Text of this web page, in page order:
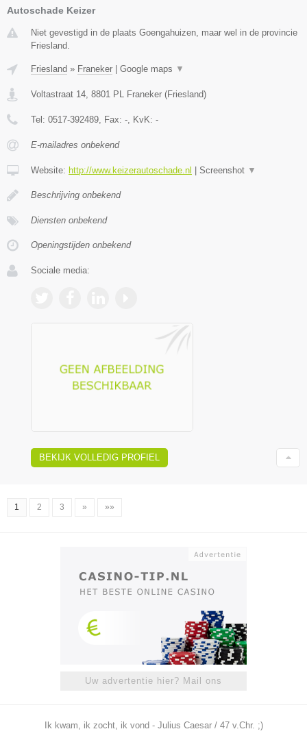
Autoschade Keizer
Niet gevestigd in de plaats Goengahuizen, maar wel in de provincie
Friesland.
Friesland » Franeker Google maps ▼
Voltastraat 14, 8801 PL Franeker (Friesland)
Tel: 0517-392489, Fax: -, KvK: -
E-mailadres onbekend
Website: http://www.keizerautoschade.nl Screenshot ▼
Beschrijving onbekend
Diensten onbekend
Openingstijden onbekend
Sociale media:
BEKIJK VOLLEDIG PROFIEL
1 2 3 » »»
Uw advertentie hier? Mail ons
Ik kwam, ik zocht, ik vond - Julius Caesar / 47 v.Chr. ;)